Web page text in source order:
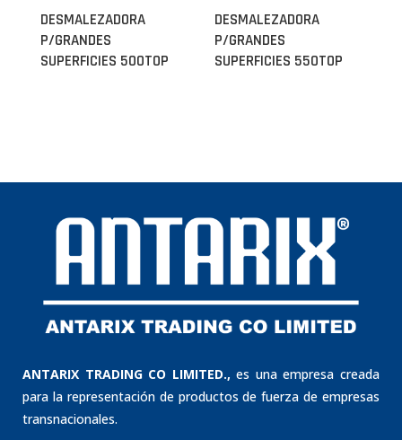
DESMALEZADORA
P/GRANDES
SUPERFICIES 500TOP
DESMALEZADORA
P/GRANDES
SUPERFICIES 550TOP
ANTARIX TRADING CO LIMITED., es una empresa creada
para la representación de productos de fuerza de empresas
transnacionales.